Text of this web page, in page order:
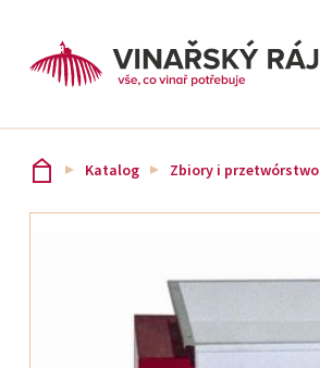
Katalog Zbiory i przetwórstwo